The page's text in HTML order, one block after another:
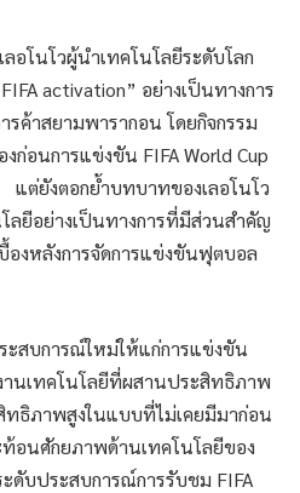
ลอโนโวผู้นำเทคโนโลยีระดับโลก
activation” อย่างเป็นทางการ
รค้าสยามพารากอน โดยกิจกรรม
ก่อนการแข่งขัน FIFA World Cup
ต่ยังตอกย้ำบทบาทของเลอโนโว
ลยีอย่างเป็นทางการที่มีส่วนสำคัญ
องหลังการจัดการแข่งขันฟุตบอล
ะสบการณ์ใหม่ให้แก่การแข่งขัน
านเทคโนโลยีที่ผสานประสิทธิภาพ
ธิภาพสูงในแบบที่ไม่เคยมีมาก่อน
อนศักยภาพด้านเทคโนโลยีของ
ดับประสบการณ์การรับชม FIFA